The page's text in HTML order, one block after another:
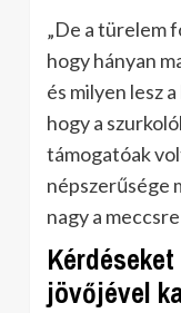
„De a türelem
hogy hányan
és milyen lesz
hogy a
támogatóak
népszerűsége
nagy a
jövőjével